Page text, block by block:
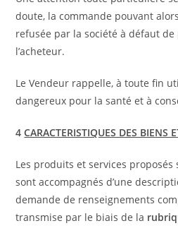
doute, la commande pouvant
refusée par la société à défaut
l’acheteur.
Le Vendeur rappelle, à toute fin
dangereux pour la santé et à
4CARACTERISTIQUES DES BIENS
Les produits et services
sont accompagnés d’une
demande de renseignements
transmise par le biais de la